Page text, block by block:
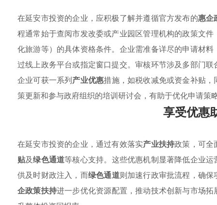
在延安市投资的企业，应积极了解并遵循官方发布的惠企
程通常始于查阅市发改委或产业园区管理机构的政策文件
化旅游等）的具体资格条件。企业需准备详尽的申请材
过线上政务平台或指定窗口提交。审核环节涉及多部门
企业可获一系列产业优惠措施，如税收减免或资金补贴
策更新和参与政府组织的培训研讨会，有助于优化申请策
享受优惠
在延安市投资的企业，通过有效落实产业扶持政策，可全
贴及绿色通道等核心支持。这些优惠机制显著降低企业运
供及时财政注入，而绿色通道则加速行政审批流程，确
企政策扶持进一步优化资源配置，推动技术创新与市场